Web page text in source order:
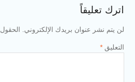
اترك تعليقاً
لن يتم نشر عنوان بريدك الإلكتروني. الحقول
التعليق *